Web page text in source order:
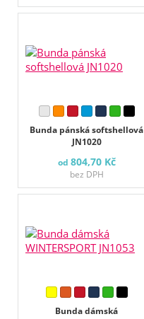
Bunda pánská softshellová
JN1020
od 804,70 Kč
bez DPH
Bunda dámská